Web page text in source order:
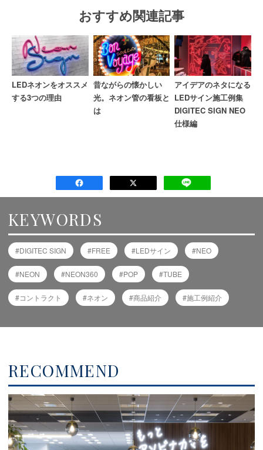
おすすめ関連記事
LEDネオンをオススメ
する3つの理由
昔ながらの懐かしい
光。ネオン管の看板と
は
アイデアのネタになる
LEDサイン施工例集
DIGITEC SIGN NEO
仕様編
KEYWORDS
DIGITEC SIGN FREE LEDサイン NEO
NEON NEON360 POP TUBE
コントラクト ネオン 商品紹介 施工例紹介
RECOMMEND